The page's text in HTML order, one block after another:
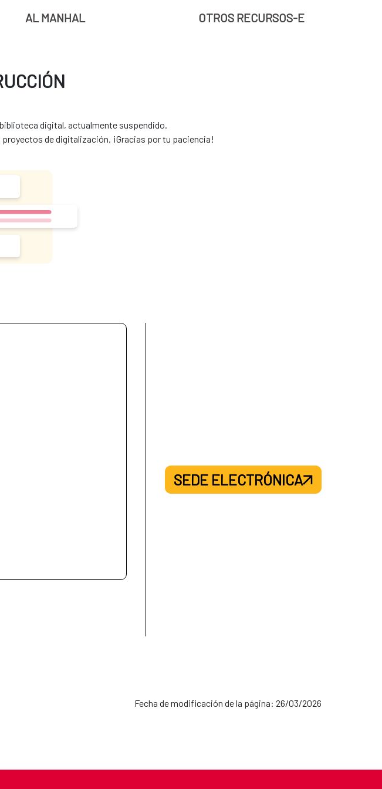
AL MANHAL OTROS RECURSOS-E
digital, actualmente suspendido.
de digitalización. ¡Gracias por tu paciencia!
SEDE ELECTRÓNICA
Fecha de modificación de la página: 26/03/2026